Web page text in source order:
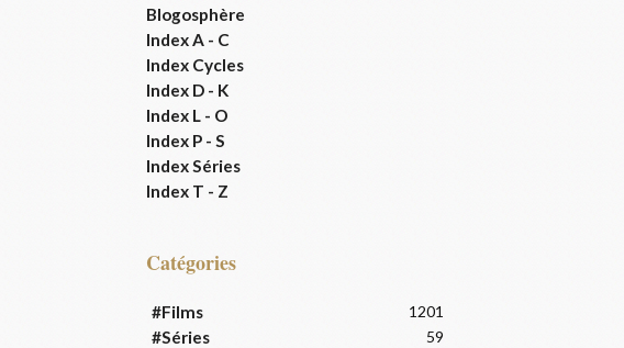
Blogosphère
Index A - C
Index Cycles
Index D - K
Index L - O
Index P - S
Index Séries
Index T - Z
Catégories
#Films 1201
#Séries 59